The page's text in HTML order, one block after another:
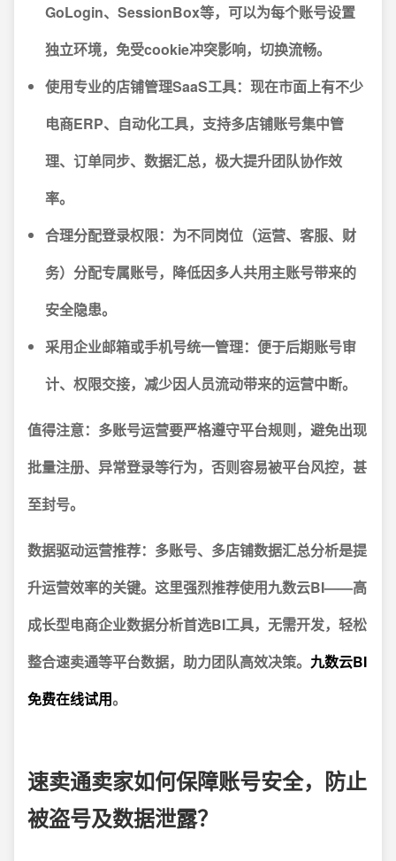
GoLogin、SessionBox等，可以为每个账号设置
独立环境，免受cookie冲突影响，切换流畅。
使用专业的店铺管理SaaS工具：现在市面上有不少
电商ERP、自动化工具，支持多店铺账号集中管
理、订单同步、数据汇总，极大提升团队协作效
率。
合理分配登录权限：为不同岗位（运营、客服、财
务）分配专属账号，降低因多人共用主账号带来的
安全隐患。
采用企业邮箱或手机号统一管理：便于后期账号审
计、权限交接，减少因人员流动带来的运营中断。
值得注意： 多账号运营要严格遵守平台规则，避免出现
批量注册、异常登录等行为，否则容易被平台风控，甚
至封号。
数据驱动运营推荐： 多账号、多店铺数据汇总分析是提
升运营效率的关键。这里强烈推荐使用九数云BI——高
成长型电商企业数据分析首选BI工具，无需开发，轻松
整合速卖通等平台数据，助力团队高效决策。 九数云BI
免费在线试用。
速卖通卖家如何保障账号安全，防止
被盗号及数据泄露？